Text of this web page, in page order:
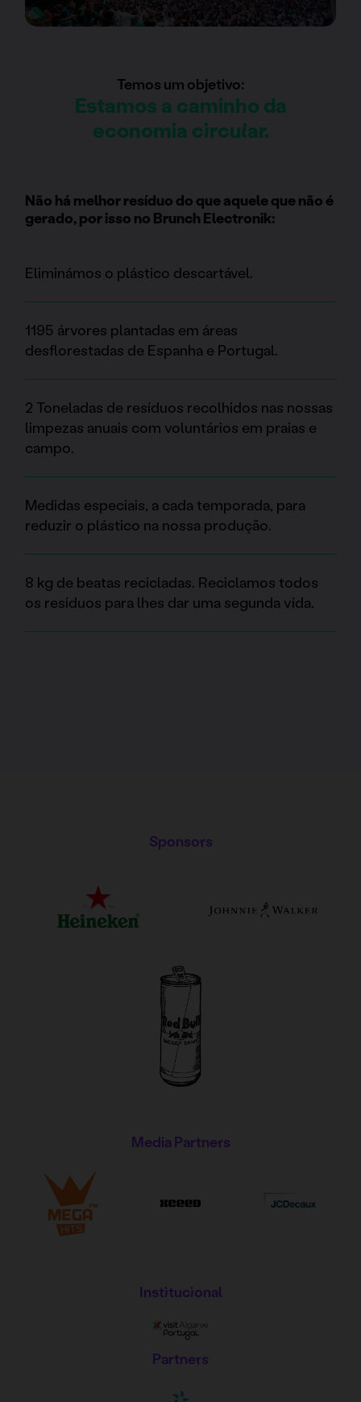
Temos um objetivo:
Estamos a caminho da
economia circular.
Não há melhor resíduo do que aquele que não é
gerado, por isso no Brunch Electronik:
Eliminámos o plástico descartável.
1195 árvores plantadas em áreas
desflorestadas de Espanha e Portugal.
2 Toneladas de resíduos recolhidos nas nossas
limpezas anuais com voluntários em praias e
campo.
Medidas especiais, a cada temporada, para
reduzir o plástico na nossa produção.
8 kg de beatas recicladas. Reciclamos todos
os resíduos para lhes dar uma segunda vida.
Sponsors
Media Partners
Institucional
Partners